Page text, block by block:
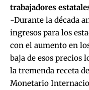
trabajadores
-Durante la década
ingresos para los
con el aumento en
baja de esos precios
la tremenda receta
Monetario